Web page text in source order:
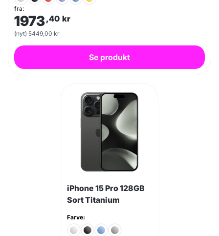
fra:
1973,40 kr
(nyt) 5449,00 kr
Se produkt
iPhone 15 Pro 128GB
Sort Titanium
Farve: